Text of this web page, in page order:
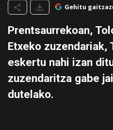
Gehitu
Prentsaurrekoan,
Etxeko zuzendariak,
eskertu nahi izan
zuzendaritza gabe
dutelako.